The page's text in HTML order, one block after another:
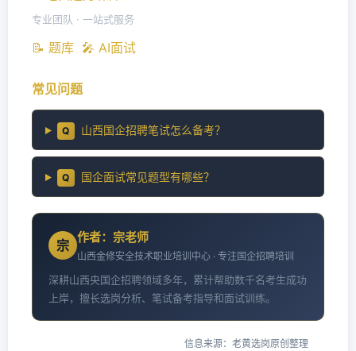
专业团队 · 一站式服务
📝 题库 🎤 AI面试
常见问题
Q 山西国企招聘笔试怎么备考？
Q 国企面试常见题型有哪些？
宗
作者：宗老师
山西金修安全技术职业培训中心 · 专注国企招聘培训
深耕山西央国企招聘领域多年，累计帮助数千名考生成功
上岸，擅长选岗分析、笔试备考指导和面试训练。
信息来源：老黄选岗原创整理